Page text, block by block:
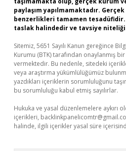
paylaşım yapılmamaktadır.
benzerlikleri tamamen
taslak halindedir ve tavsiye niteliği
Sitemiz, 5651 Sayılı Kanun gereğince
Kurumu (BTK) tarafından onaylanmış
vermektedir. Bu nedenle, sitedeki
veya araştırma yükümlülüğümüz
yazdıkları içeriklerin sorumluluğunu
bu sorumluluğu kabul etmiş sayılırlar.
Hukuka ve yasal düzenlemelere aykırı
içerikleri,
halinde, ilgili içerikler yasal süre